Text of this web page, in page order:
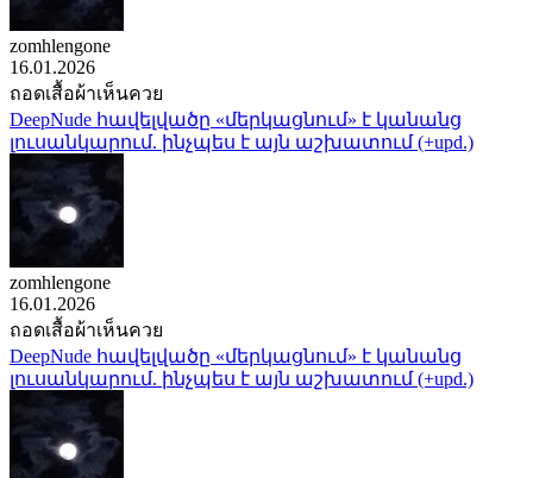
zomhlengone
16.01.2026
ถอดเสื้อผ้าเห็นควย
DeepNude հավելվածը «մերկացնում» է կանանց
լուսանկարում. ինչպես է այն աշխատում (+upd.)
zomhlengone
16.01.2026
ถอดเสื้อผ้าเห็นควย
DeepNude հավելվածը «մերկացնում» է կանանց
լուսանկարում. ինչպես է այն աշխատում (+upd.)